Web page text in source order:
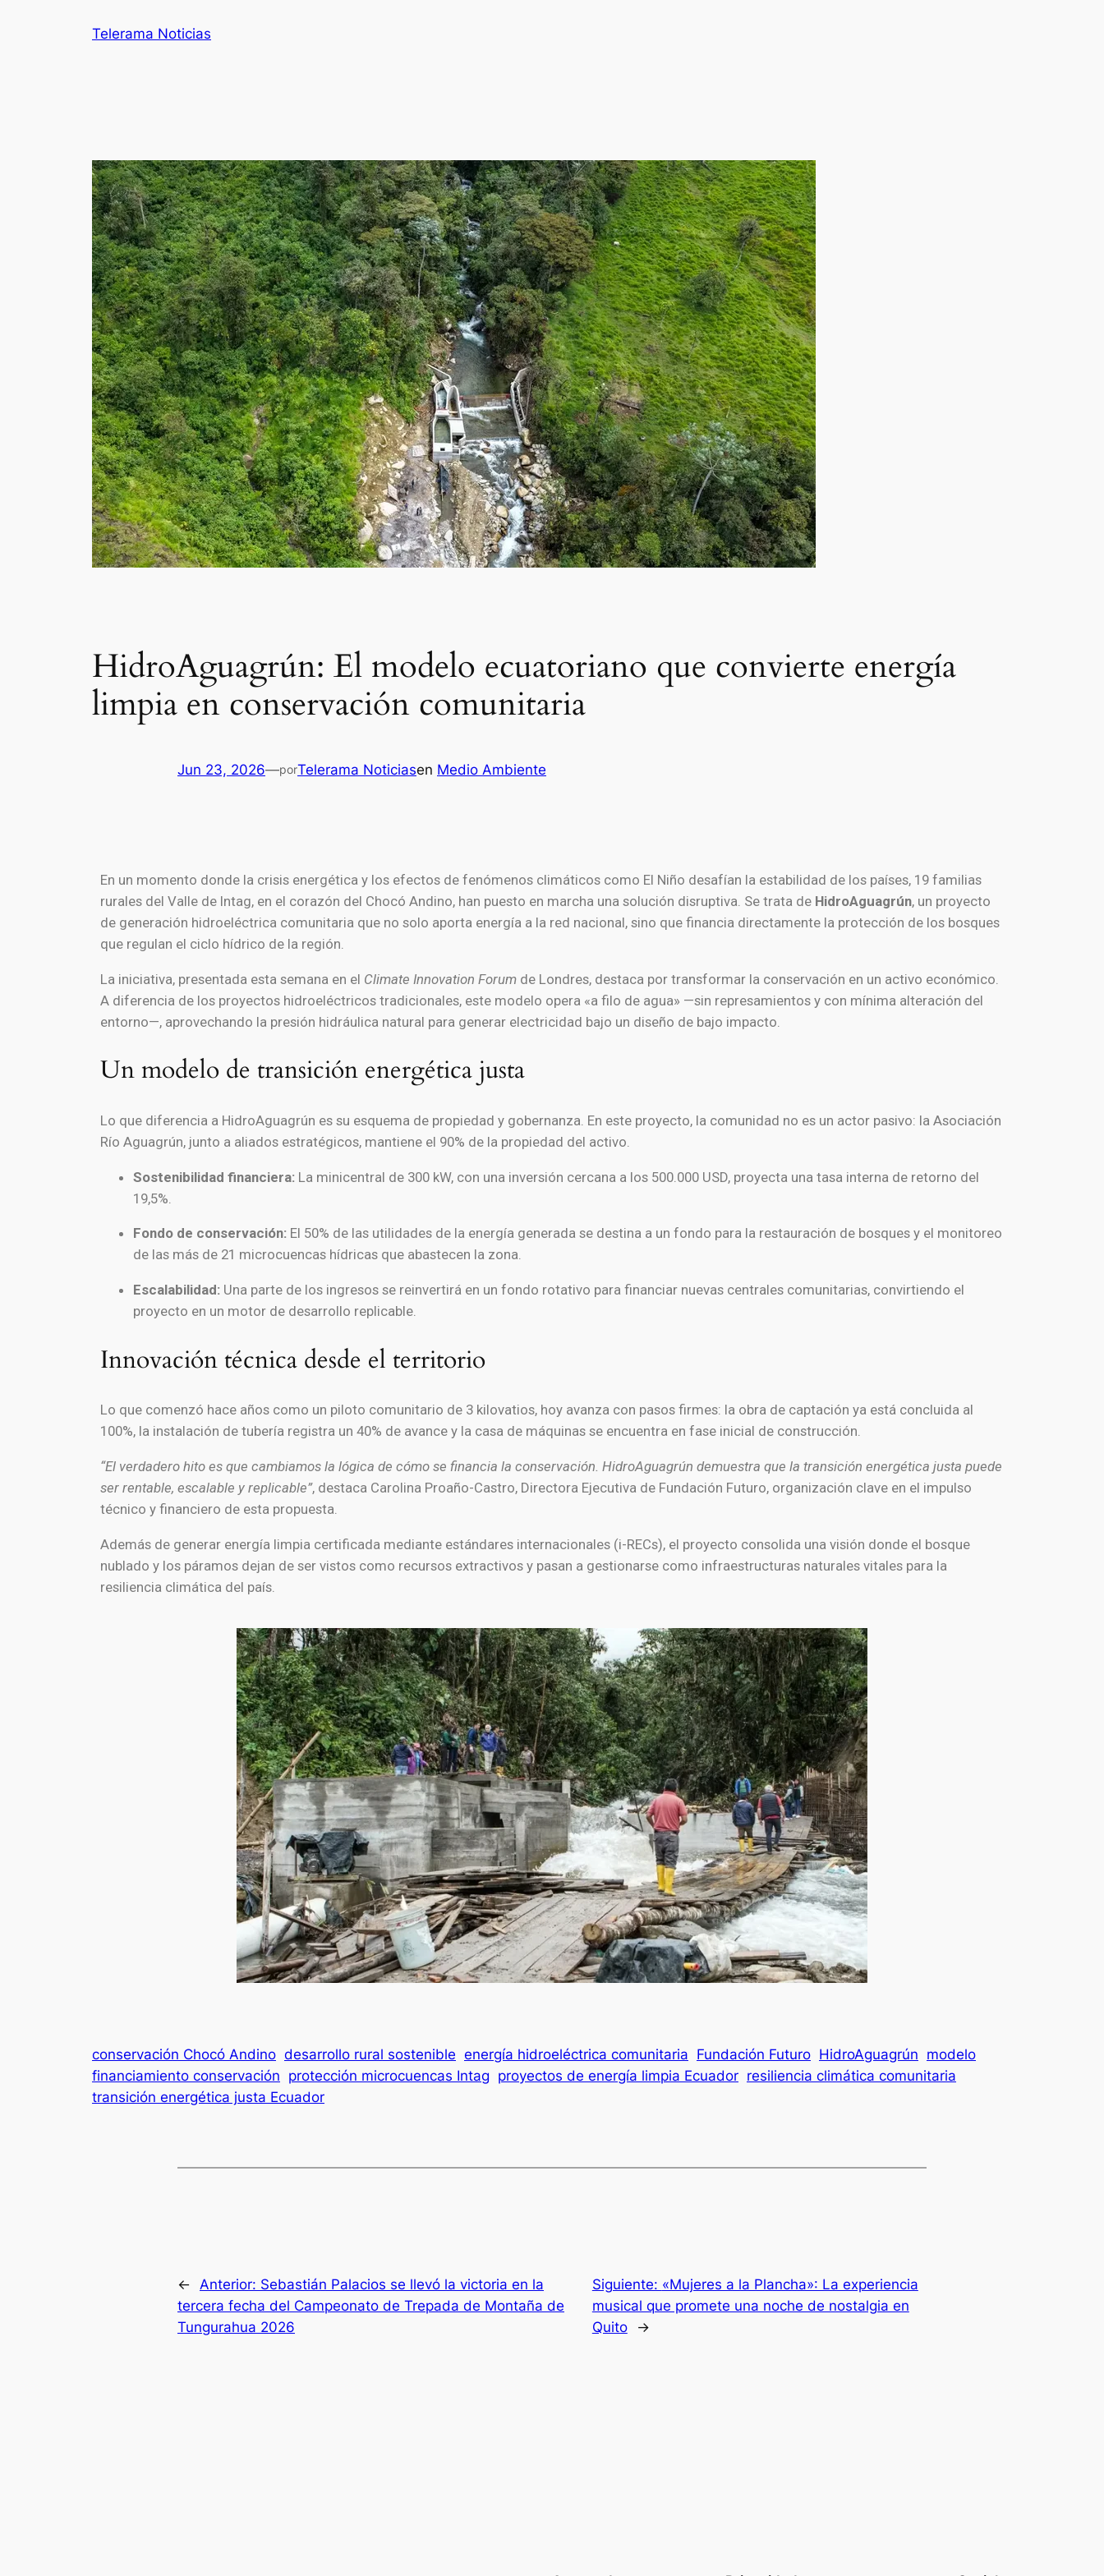
Telerama Noticias
HidroAguagrún: El modelo ecuatoriano que convierte energía
limpia en conservación comunitaria
Jun 23, 2026—porTelerama Noticiasen Medio Ambiente
En un momento donde la crisis energética y los efectos de fenómenos climáticos como El Niño desafían la estabilidad de los países, 19 familias
rurales del Valle de Intag, en el corazón del Chocó Andino, han puesto en marcha una solución disruptiva. Se trata de HidroAguagrún, un proyecto
de generación hidroeléctrica comunitaria que no solo aporta energía a la red nacional, sino que financia directamente la protección de los bosques
que regulan el ciclo hídrico de la región.
La iniciativa, presentada esta semana en el Climate Innovation Forum de Londres, destaca por transformar la conservación en un activo económico.
A diferencia de los proyectos hidroeléctricos tradicionales, este modelo opera «a filo de agua» —sin represamientos y con mínima alteración del
entorno—, aprovechando la presión hidráulica natural para generar electricidad bajo un diseño de bajo impacto.
Un modelo de transición energética justa
Lo que diferencia a HidroAguagrún es su esquema de propiedad y gobernanza. En este proyecto, la comunidad no es un actor pasivo: la Asociación
Río Aguagrún, junto a aliados estratégicos, mantiene el 90% de la propiedad del activo.
Sostenibilidad financiera: La minicentral de 300 kW, con una inversión cercana a los 500.000 USD, proyecta una tasa interna de retorno del
19,5%.
Fondo de conservación: El 50% de las utilidades de la energía generada se destina a un fondo para la restauración de bosques y el monitoreo
de las más de 21 microcuencas hídricas que abastecen la zona.
Escalabilidad: Una parte de los ingresos se reinvertirá en un fondo rotativo para financiar nuevas centrales comunitarias, convirtiendo el
proyecto en un motor de desarrollo replicable.
Innovación técnica desde el territorio
Lo que comenzó hace años como un piloto comunitario de 3 kilovatios, hoy avanza con pasos firmes: la obra de captación ya está concluida al
100%, la instalación de tubería registra un 40% de avance y la casa de máquinas se encuentra en fase inicial de construcción.
“El verdadero hito es que cambiamos la lógica de cómo se financia la conservación. HidroAguagrún demuestra que la transición energética justa puede
ser rentable, escalable y replicable”, destaca Carolina Proaño-Castro, Directora Ejecutiva de Fundación Futuro, organización clave en el impulso
técnico y financiero de esta propuesta.
Además de generar energía limpia certificada mediante estándares internacionales (i-RECs), el proyecto consolida una visión donde el bosque
nublado y los páramos dejan de ser vistos como recursos extractivos y pasan a gestionarse como infraestructuras naturales vitales para la
resiliencia climática del país.
conservación Chocó Andino desarrollo rural sostenible energía hidroeléctrica comunitaria Fundación Futuro HidroAguagrún modelo
financiamiento conservación protección microcuencas Intag proyectos de energía limpia Ecuador resiliencia climática comunitaria
transición energética justa Ecuador
← Anterior: Sebastián Palacios se llevó la victoria en la
tercera fecha del Campeonato de Trepada de Montaña de
Tungurahua 2026
Siguiente: «Mujeres a la Plancha»: La experiencia
musical que promete una noche de nostalgia en
Quito
→